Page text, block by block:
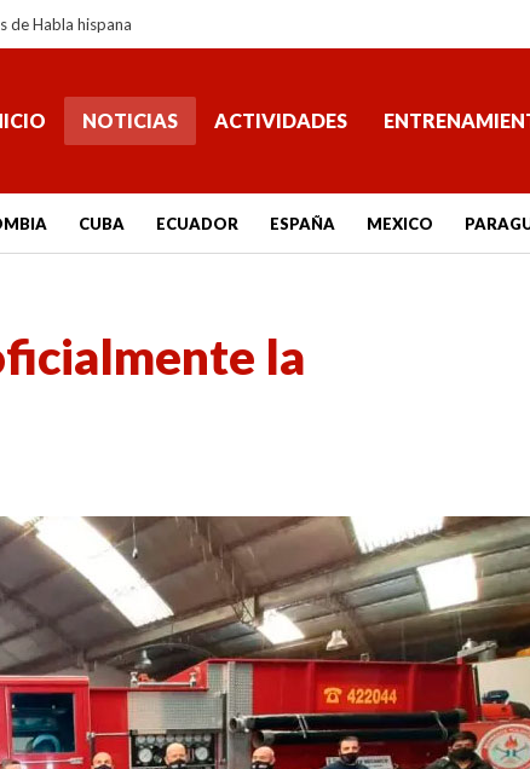
de Habla hispana
NOTICIAS ACTIVIDADES
CUBA ECUADOR ESPAÑA MEXICO
la